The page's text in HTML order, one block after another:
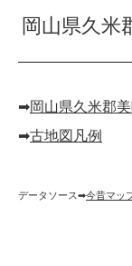
岡山県久米
➡︎岡山県久米郡
➡︎古地図凡例
データソース➡︎今昔マッ